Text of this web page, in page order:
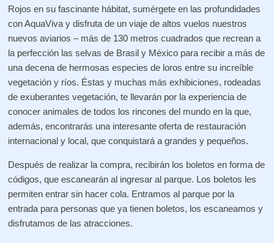
Rojos en su fascinante hábitat, sumérgete en las profundidades
con AquaViva y disfruta de un viaje de altos vuelos nuestros
nuevos aviarios – más de 130 metros cuadrados que recrean a
la perfección las selvas de Brasil y México para recibir a más de
una decena de hermosas especies de loros entre su increíble
vegetación y ríos. Éstas y muchas más exhibiciones, rodeadas
de exuberantes vegetación, te llevarán por la experiencia de
conocer animales de todos los rincones del mundo en la que,
además, encontrarás una interesante oferta de restauración
internacional y local, que conquistará a grandes y pequeños.
Después de realizar la compra, recibirán los boletos en forma de
códigos, que escanearán al ingresar al parque. Los boletos les
permiten entrar sin hacer cola. Entramos al parque por la
entrada para personas que ya tienen boletos, los escaneamos y
disfrutamos de las atracciones.